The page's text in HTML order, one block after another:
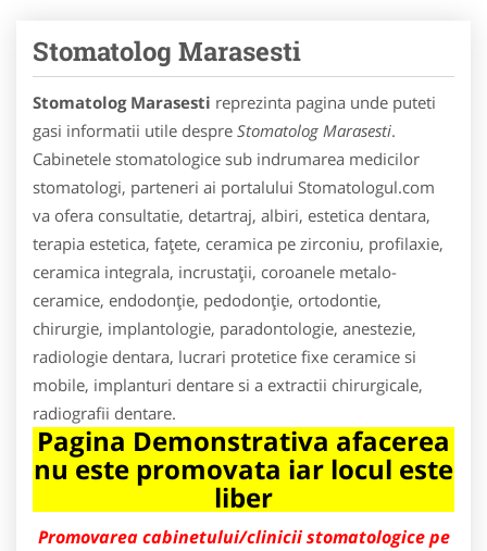
Stomatolog Marasesti
Stomatolog Marasesti reprezinta pagina unde puteti
gasi informatii utile despre Stomatolog Marasesti.
Cabinetele stomatologice sub indrumarea medicilor
stomatologi, parteneri ai portalului Stomatologul.com
va ofera consultatie, detartraj, albiri, estetica dentara,
terapia estetica, faţete, ceramica pe zirconiu, profilaxie,
ceramica integrala, incrustaţii, coroanele metalo-
ceramice, endodonţie, pedodonţie, ortodontie,
chirurgie, implantologie, paradontologie, anestezie,
radiologie dentara, lucrari protetice fixe ceramice si
mobile, implanturi dentare si a extractii chirurgicale,
radiografii dentare.
Pagina Demonstrativa afacerea
nu este promovata iar locul este
liber
Promovarea cabinetului/clinicii stomatologice pe